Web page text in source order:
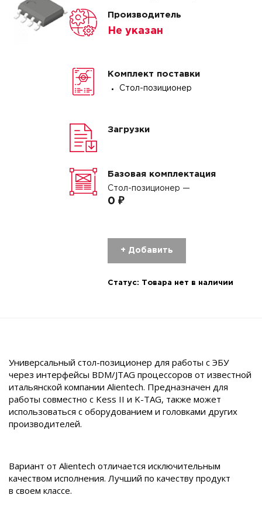
Производитель
Не указан
Комплект поставки
Стол-позиционер
Загрузки
Базовая комплектация
Стол-позиционер —
0 ₽
+ Добавить
Статус: Товара нет в наличии
Универсальный стол-позиционер для работы с ЭБУ
через интерфейсы BDM/JTAG процессоров от известной
итальянской компании Alientech. Предназначен для
работы совместно с Kess II и K-TAG, также может
использоваться с оборудованием и головками других
производителей.
Вариант от Alientech отличается исключительным
качеством исполнения. Лучший по качеству продукт
в своем классе.